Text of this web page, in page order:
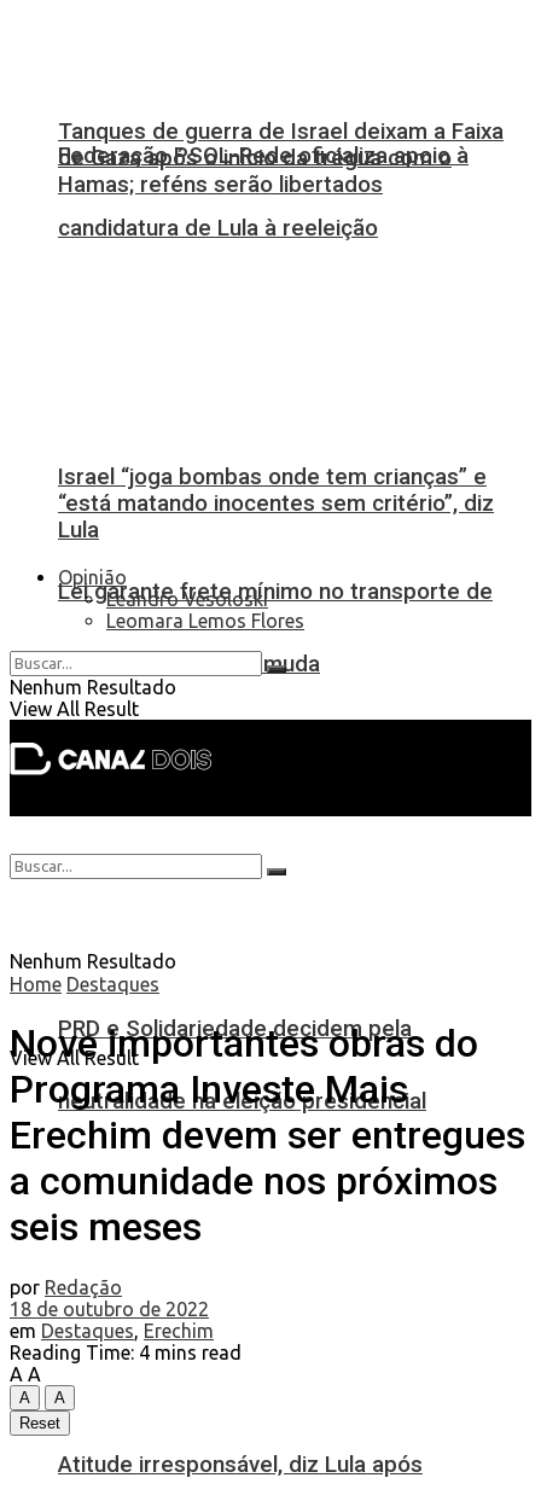
Federação PSOL-Rede oficializa apoio à
candidatura de Lula à reeleição
Lei garante frete mínimo no transporte de
cargas; saiba o que muda
PRD e Solidariedade decidem pela
neutralidade na eleição presidencial
Atitude irresponsável, diz Lula após
Tanques de guerra de Israel deixam a Faixa
de Gaza após o início da trégua com o
Hamas; reféns serão libertados
Israel “joga bombas onde tem crianças” e
“está matando inocentes sem critério”, diz
Lula
Opinião
Leandro Vesoloski
Leomara Lemos Flores
Nenhum Resultado
View All Result
Nenhum Resultado
View All Result
Home Destaques
Nove importantes obras do
Programa Investe Mais
Erechim devem ser entregues
a comunidade nos próximos
seis meses
por Redação
18 de outubro de 2022
em Destaques Erechim
Reading Time: 4 mins read
A A
A
A
Reset